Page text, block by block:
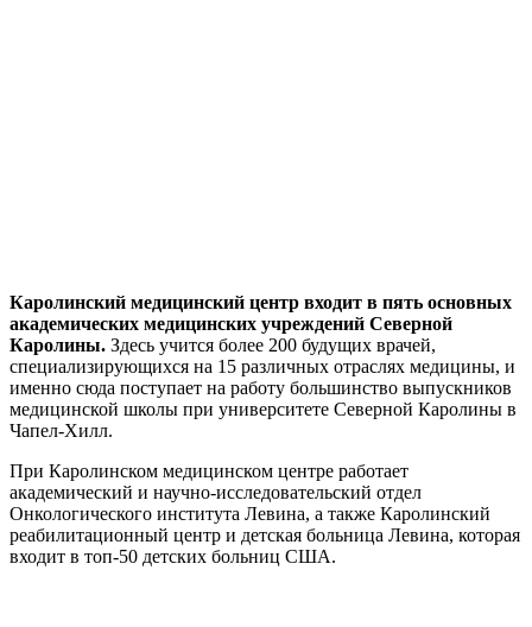
Каролинский медицинский центр входит в пять основных
академических медицинских учреждений Северной
Каролины. Здесь учится более 200 будущих врачей,
специализирующихся на 15 различных отраслях медицины, и
именно сюда поступает на работу большинство выпускников
медицинской школы при университете Северной Каролины в
Чапел-Хилл.
При Каролинском медицинском центре работает
академический и научно-исследовательский отдел
Онкологического института Левина, а также Каролинский
реабилитационный центр и детская больница Левина, которая
входит в топ-50 детских больниц США.